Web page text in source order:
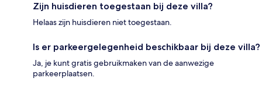
Zijn huisdieren toegestaan bij deze villa?
Helaas zijn huisdieren niet toegestaan.
Is er parkeergelegenheid beschikbaar bij deze villa?
Ja, je kunt gratis gebruikmaken van de aanwezige
parkeerplaatsen.